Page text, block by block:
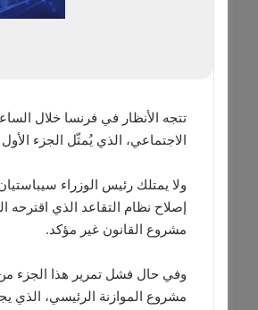
تتجه الأنظار في فرنسا خلال
الاجتماعي، الذي يُمثّل الجزء الأول من
ولا يمتلك رئيس الوزراء
إصلاح نظام التقاعد الذي
مشروع القانون غير مؤكد.
وفي حال فشل تمرير هذا الجزء
مشروع الموازنة الرئيسي، الذي يجب